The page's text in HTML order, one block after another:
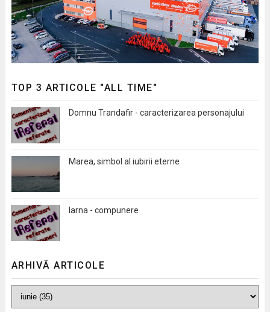
TOP 3 ARTICOLE "ALL TIME"
Domnu Trandafir - caracterizarea personajului
Marea, simbol al iubirii eterne
Iarna - compunere
ARHIVĂ ARTICOLE